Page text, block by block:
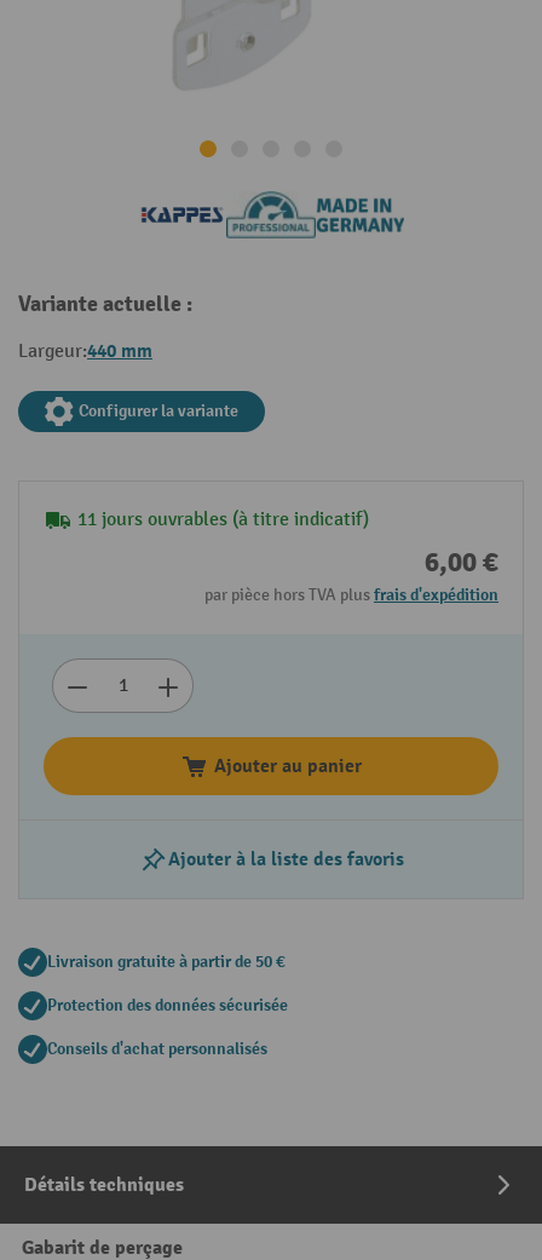
Variante actuelle :
Largeur:440 mm
Configurer la variante
11 jours ouvrables (à titre indicatif)
6,00 €
par pièce hors TVA plusfrais d'expédition
Ajouter au panier
Ajouter à la liste des favoris
Livraison gratuite à partir de 50 €
Protection des données sécurisée
Conseils d'achat personnalisés
Détails techniques
Gabarit de perçage